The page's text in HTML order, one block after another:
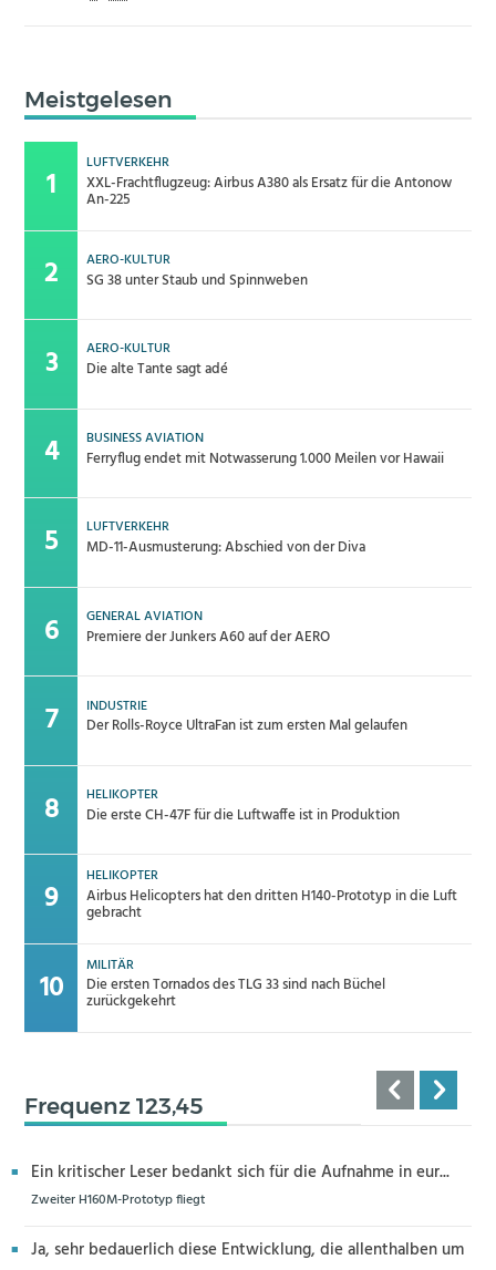
Meistgelesen
LUFTVERKEHR
XXL-Frachtflugzeug: Airbus A380 als Ersatz für die Antonow
An-225
AERO-KULTUR
SG 38 unter Staub und Spinnweben
AERO-KULTUR
Die alte Tante sagt adé
BUSINESS AVIATION
Ferryflug endet mit Notwasserung 1.000 Meilen vor Hawaii
LUFTVERKEHR
MD-11-Ausmusterung: Abschied von der Diva
GENERAL AVIATION
Premiere der Junkers A60 auf der AERO
INDUSTRIE
Der Rolls-Royce UltraFan ist zum ersten Mal gelaufen
HELIKOPTER
Die erste CH-47F für die Luftwaffe ist in Produktion
HELIKOPTER
Airbus Helicopters hat den dritten H140-Prototyp in die Luft
gebracht
MILITÄR
Die ersten Tornados des TLG 33 sind nach Büchel
zurückgekehrt
Frequenz 123,45
Ein kritischer Leser bedankt sich für die Aufnahme in eur...
Zweiter H160M-Prototyp fliegt
Ja, sehr bedauerlich diese Entwicklung, die allenthalben um